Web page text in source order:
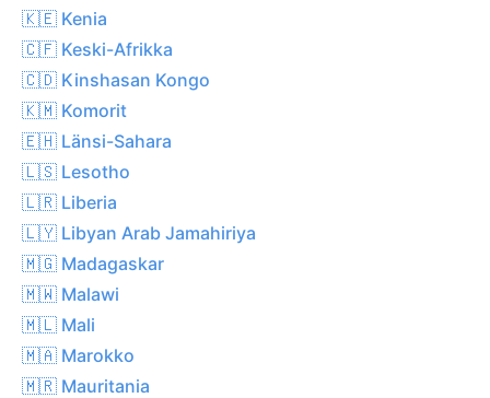
🇰🇪 Kenia
🇨🇫 Keski-Afrikka
🇨🇩 Kinshasan Kongo
🇰🇲 Komorit
🇪🇭 Länsi-Sahara
🇱🇸 Lesotho
🇱🇷 Liberia
🇱🇾 Libyan Arab Jamahiriya
🇲🇬 Madagaskar
🇲🇼 Malawi
🇲🇱 Mali
🇲🇦 Marokko
🇲🇷 Mauritania